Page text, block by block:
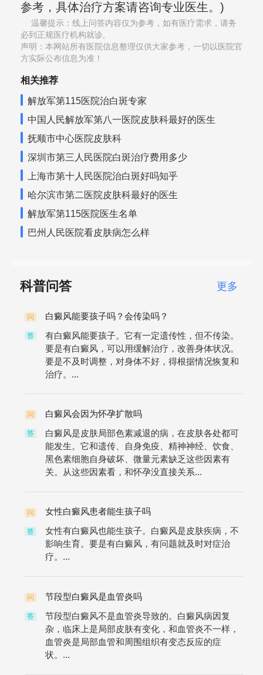
参考，具体治疗方案请咨询专业医生。)
温馨提示：线上问答内容仅为参考，如有医疗需求，请务
必到正规医疗机构就诊,
声明：本网站所有医院信息整理仅供大家参考，一切以医院官
方实际公布信息为准！
相关推荐
解放军第115医院治白斑专家
中国人民解放军第八一医院皮肤科最好的医生
抚顺市中心医院皮肤科
深圳市第三人民医院白斑治疗费用多少
上海市第十人民医院治白斑好吗知乎
哈尔滨市第二医院皮肤科最好的医生
解放军第115医院医生名单
巴州人民医院看皮肤病怎么样
科普问答 更多
问 白癜风能要孩子吗？会传染吗？
答
有白癜风能要孩子。它有一定遗传性，但不传染。
要是有白癜风，可以用缓解治疗，改善身体状况。
要是不及时调整，对身体不好，得根据情况恢复和
治疗。...
问 白癜风会因为怀孕扩散吗
答
白癜风是皮肤局部色素减退的病，在皮肤各处都可
能发生。它和遗传、自身免疫、精神神经、饮食、
黑色素细胞自身破坏、微量元素缺乏这些因素有
关。从这些因素看，和怀孕没直接关系...
问 女性白癜风患者能生孩子吗
答
女性有白癜风也能生孩子。白癜风是皮肤疾病，不
影响生育。要是有白癜风，有问题就及时对症治
疗。...
问 节段型白癜风是血管炎吗
答
节段型白癜风不是血管炎导致的。白癜风病因复
杂，临床上是局部皮肤有变化，和血管炎不一样，
血管炎是局部血管和周围组织有变态反应的症
状。...